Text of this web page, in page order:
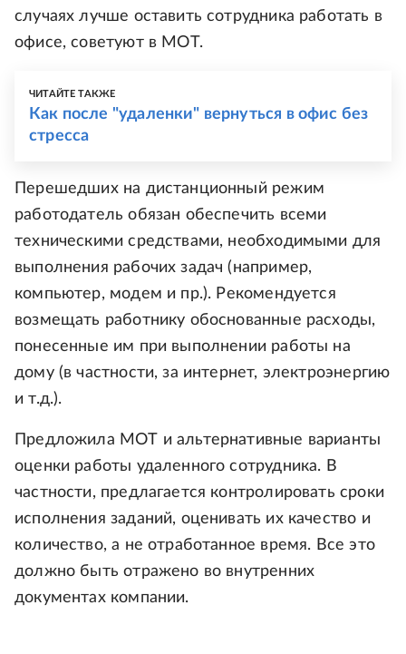
случаях лучше оставить сотрудника работать в
офисе, советуют в МОТ.
ЧИТАЙТЕ ТАКЖЕ
Как после "удаленки" вернуться в офис без
стресса
Перешедших на дистанционный режим
работодатель обязан обеспечить всеми
техническими средствами, необходимыми для
выполнения рабочих задач (например,
компьютер, модем и пр.). Рекомендуется
возмещать работнику обоснованные расходы,
понесенные им при выполнении работы на
дому (в частности, за интернет, электроэнергию
и т.д.).
Предложила МОТ и альтернативные варианты
оценки работы удаленного сотрудника. В
частности, предлагается контролировать сроки
исполнения заданий, оценивать их качество и
количество, а не отработанное время. Все это
должно быть отражено во внутренних
документах компании.